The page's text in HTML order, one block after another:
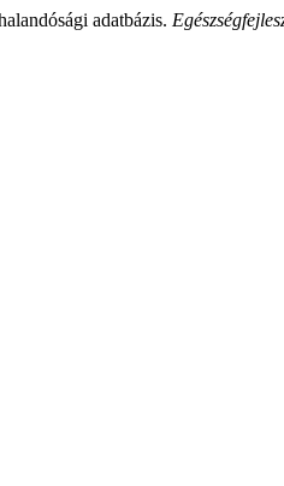
adatbázis.